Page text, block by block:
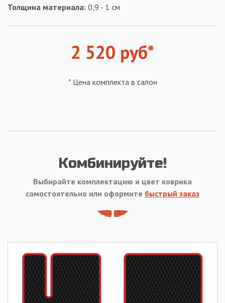
Толщина материала: 0,9 - 1 см
2 520 руб*
*Цена комплекта в салон
Комбинируйте!
Выбирайте комплектацию и цвет коврика
самостоятельно или оформите быстрый заказ